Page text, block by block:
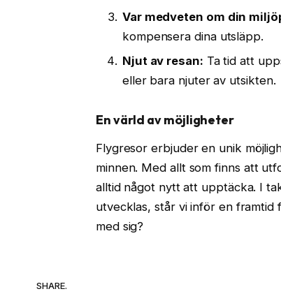
Var medveten om din
kompensera dina utsläpp.
Njut av resan: Ta tid att
eller bara njuter av utsikten.
En värld av möjligheter
Flygresor erbjuder en unik
minnen. Med allt som finns att
alltid något nytt att upptäcka. I
utvecklas, står vi inför en framtid
med sig?
SHARE.